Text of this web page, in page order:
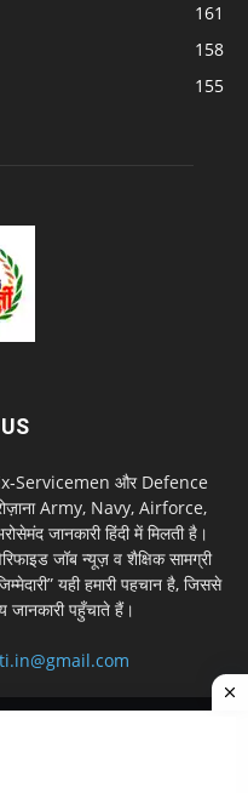
161
158
155
और Defence
Army, Navy, Airforce,
जानकारी हिंदी में मिलती है।
जॉब न्यूज़ व शैक्षिक सामग्री
यही हमारी पहचान है, जिससे
जानकारी पहुँचाते हैं।